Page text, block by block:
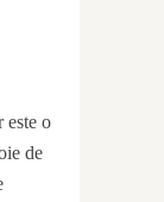
este o
de